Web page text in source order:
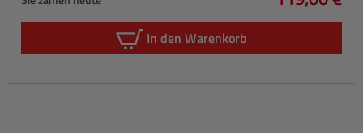
Regulärer
In den Warenkorb